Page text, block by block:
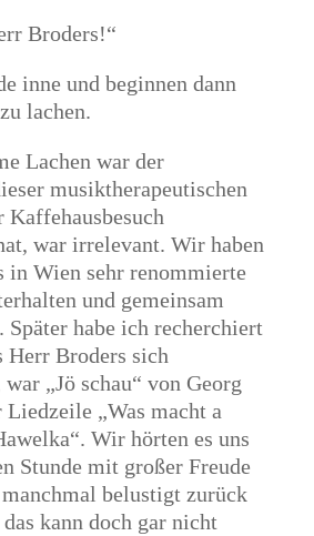
Broders!“
inne und beginnen dann
lachen.
Lachen war der
musiktherapeutischen
war irrelevant. Wir haben
in Wien sehr renommierte
und gemeinsam
Später habe ich recherchiert
Herr Broders sich
„Jö schau“ von Georg
„Was macht a
Wir hörten es uns
Stunde mit großer Freude
belustigt zurück
kann doch gar nicht